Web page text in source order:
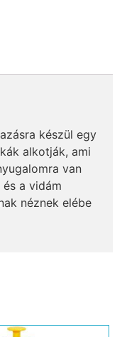
készül egy
alkotják, ami
van
a vidám
néznek elébe